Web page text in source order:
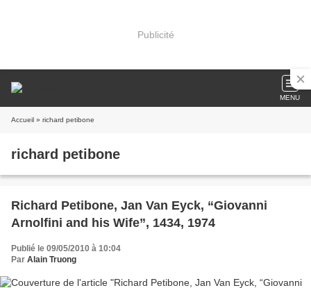
Publicité
MENU
Accueil » richard petibone
richard petibone
Richard Petibone, Jan Van Eyck, “Giovanni
Arnolfini and his Wife”, 1434, 1974
Publié le 09/05/2010 à 10:04
Par Alain Truong